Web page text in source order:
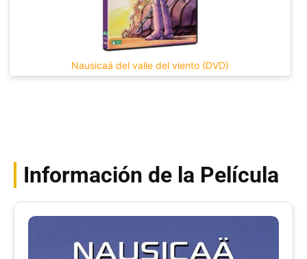
Nausicaä del valle del viento (DVD)
Información de la Película